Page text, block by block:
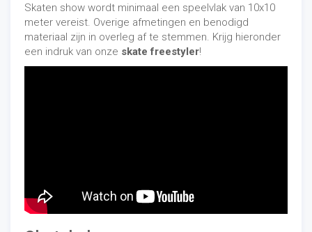
Skaten show wordt minimaal een speelvlak van 10x10
meter vereist. Overige afmetingen en benodigd
materiaal zijn in overleg af te stemmen. Krijg hieronder
een indruk van onze skate freestyler!